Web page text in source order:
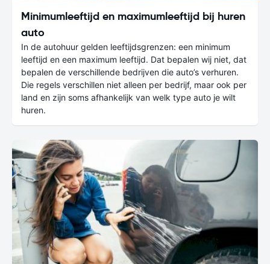
Minimumleeftijd en maximumleeftijd bij huren
auto
In de autohuur gelden leeftijdsgrenzen: een minimum
leeftijd en een maximum leeftijd. Dat bepalen wij niet, dat
bepalen de verschillende bedrijven die auto’s verhuren.
Die regels verschillen niet alleen per bedrijf, maar ook per
land en zijn soms afhankelijk van welk type auto je wilt
huren.